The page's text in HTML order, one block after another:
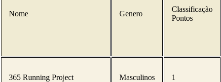
Nome Genero
Classificação
Pontos
365 Running Project Masculinos 1